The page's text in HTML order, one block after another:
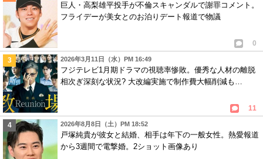
巨人・高梨雄平投手が不倫スキャンダルで謝罪コメント。
フライデーが美女とのお泊りデート報道で物議
0
2026年3月11日（水）PM 16:49
フジテレビ1月期ドラマの視聴率惨敗。優秀な人材の離脱
相次ぎ深刻な状況? 大改編実施で制作費大幅削減も…
11
2026年8月8日（土）PM 18:52
戸塚純貴が彼女と結婚、相手は年下の一般女性。熱愛報道
から3週間で電撃婚。2ショット画像あり